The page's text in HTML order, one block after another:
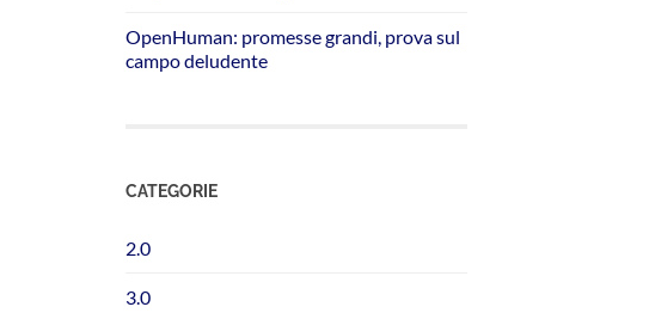
OpenHuman: promesse grandi, prova sul
campo deludente
CATEGORIE
2.0
3.0